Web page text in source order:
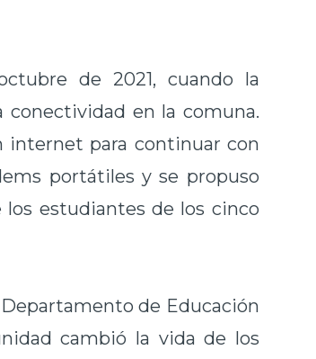
de 2021, cuando la
conectividad en la comuna.
internet para continuar con
portátiles y se propuso
los estudiantes de los cinco
de Educación
cambió la vida de los